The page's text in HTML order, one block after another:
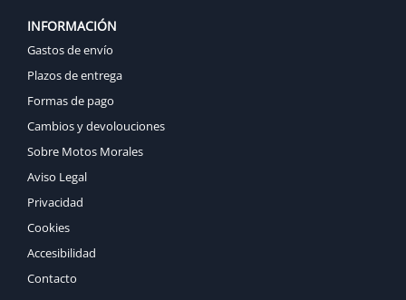
INFORMACIÓN
Gastos de envío
Plazos de entrega
Formas de pago
Cambios y devolouciones
Sobre Motos Morales
Aviso Legal
Privacidad
Cookies
Accesibilidad
Contacto